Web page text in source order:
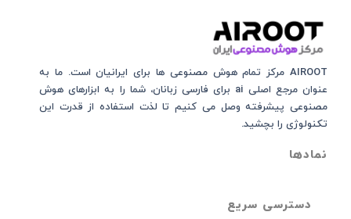
دسترسی سریع
AIROOT مرکز تمام هوش مصنوعی‌‌‌ ها برای ایرانیان است. ما به
عنوان مرجع اصلی ai برای فارسی زبانان، شما را به ابزارهای هوش
مصنوعی پیشرفته وصل می کنیم تا لذت استفاده از قدرت این
تکنولوژی را بچشید.
نمادها